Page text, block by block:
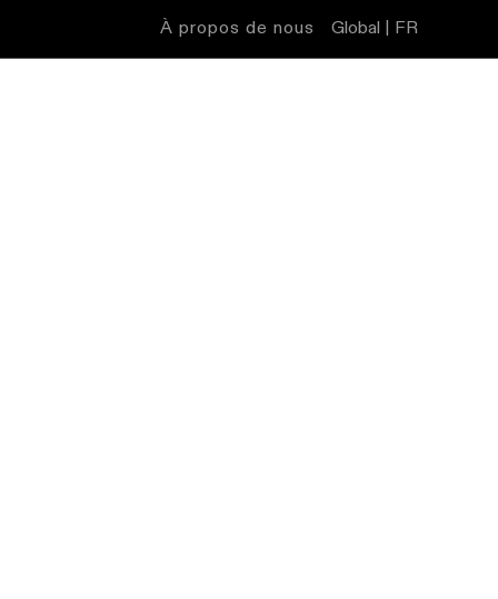
À propos de nous Global | FR